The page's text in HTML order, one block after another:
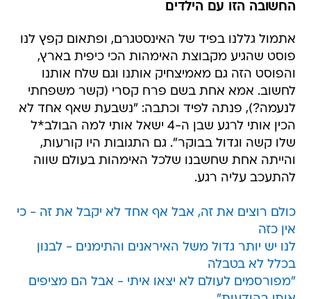
החשובה הזו עם הילדים
אתמול גללנו בפיד של האינסטגרם, ופתאום קפץ לנו
פוסט שהגיע מקבוצת האימהות הכי כיפית בארץ,
והפוסט הזה גם מאמיצחיק אותנו וגם שלח אותנו
לחשוב. אמא אחת בשם פרח קסרי (קשר משפחתי
לנעמה?), פנתה לפיד וכתבה: "נשבעת שאף אחד לא
הכין אותי לרגע שבן ה-4 ישאל אותי למה הבולב*ל
שלו קשה וגדול בבוקר". גם התגובות היו קורעות,
והייתה אחת שחשבנו שלכל האימהות בעולם שווה
להתעכב עליה רגע.
כולם רוצים את זה, אבל אף אחד לא יקבל את זה - כי
אין כזה
לנו יש יותר גדול משל האיראנים והתימנים - לבנון
בכלל לא בטבלה
"מפורסמים לעולם לא יצאו איתי - אבל הם מציפים